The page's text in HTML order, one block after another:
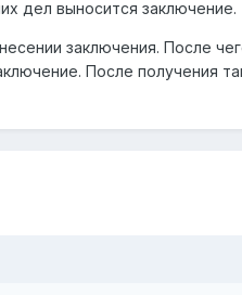
дел выносится заключение.
заключения. После
После получения